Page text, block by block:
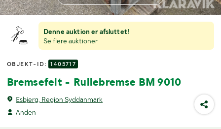
Denne auktion er afsluttet!
Se flere auktioner
OBJEKT-ID: 1405717
Bremsefelt - Rullebremse BM 9010
Esbjerg, Region Syddanmark
Anden